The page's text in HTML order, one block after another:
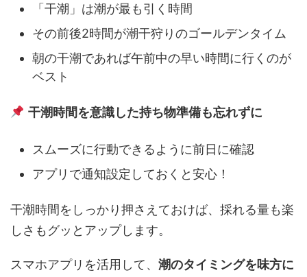
「干潮」は潮が最も引く時間
その前後2時間が潮干狩りのゴールデンタイム
朝の干潮であれば午前中の早い時間に行くのが
ベスト
干潮時間を意識した持ち物準備も忘れずに
スムーズに行動できるように前日に確認
アプリで通知設定しておくと安心！
干潮時間をしっかり押さえておけば、採れる量も楽
しさもグッとアップします。
スマホアプリを活用して、 潮のタイミングを味方に